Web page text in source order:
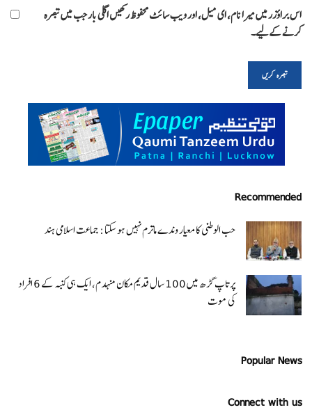
اس براؤزر میں میرا نام، ای میل، اور ویب سائٹ محفوظ رکھیں اگلی بار جب میں تبصرہ
کرنے کےلیے۔
Recommended
حب الوطنی کا معیار وندے ماترم نہیں ہو سکتا : جماعت اسلامی ہند
پرتاپ گڑھ میں 100 سال قدیم مکان منہدم، ایک ہی کنبہ کے 6 افراد
کی موت
Popular News
Connect with us